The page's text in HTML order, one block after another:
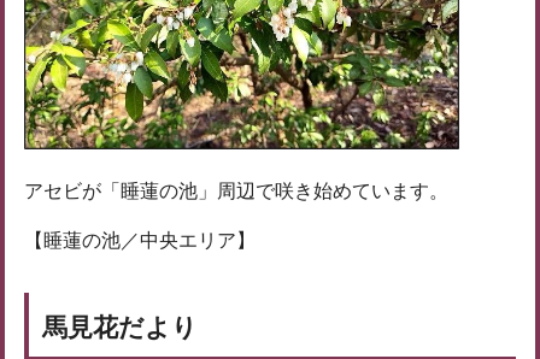
アセビが「睡蓮の池」周辺で咲き始めています。
【睡蓮の池／中央エリア】
馬見花だより